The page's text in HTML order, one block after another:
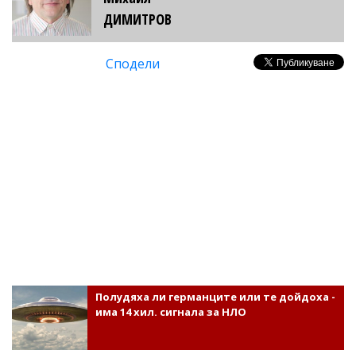
ДИМИТРОВ
Сподели
Полудяха ли германците или те дойдоха -
има 14 хил. сигнала за НЛО